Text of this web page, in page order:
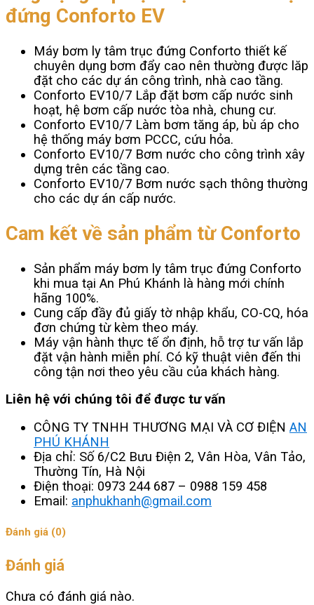
đứng Conforto EV
Máy bơm ly tâm trục đứng Conforto thiết kế
chuyên dụng bơm đẩy cao nên thường được lăp
đặt cho các dự án công trình, nhà cao tầng.
Conforto EV10/7 Lắp đặt bơm cấp nước sinh
hoạt, hệ bơm cấp nước tòa nhà, chung cư.
Conforto EV10/7 Làm bơm tăng áp, bù áp cho
hệ thống máy bơm PCCC, cứu hỏa.
Conforto EV10/7 Bơm nước cho công trình xây
dựng trên các tầng cao.
Conforto EV10/7 Bơm nước sạch thông thường
cho các dự án cấp nước.
Cam kết về sản phẩm từ Conforto
Sản phẩm máy bơm ly tâm trục đứng Conforto
khi mua tại An Phú Khánh là hàng mới chính
hãng 100%.
Cung cấp đầy đủ giấy tờ nhập khẩu, CO-CQ, hóa
đơn chứng từ kèm theo máy.
Máy vận hành thực tế ổn định, hỗ trợ tư vấn lắp
đặt vận hành miễn phí. Có kỹ thuật viên đến thi
công tận nơi theo yêu cầu của khách hàng.
Liên hệ với chúng tôi để được tư vấn
CÔNG TY TNHH THƯƠNG MẠI VÀ CƠ ĐIỆN AN
PHÚ KHÁNH
Địa chỉ: Số 6/C2 Bưu Điện 2, Vân Hòa, Vân Tảo,
Thường Tín, Hà Nội
Điện thoại: 0973 244 687 – 0988 159 458
Email: anphukhanh@gmail.com
Đánh giá (0)
Đánh giá
Chưa có đánh giá nào.